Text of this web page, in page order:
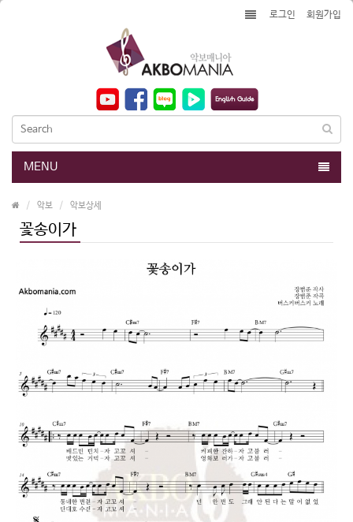
로그인 회원가입
MENU
악보 악보상세
꽃송이가